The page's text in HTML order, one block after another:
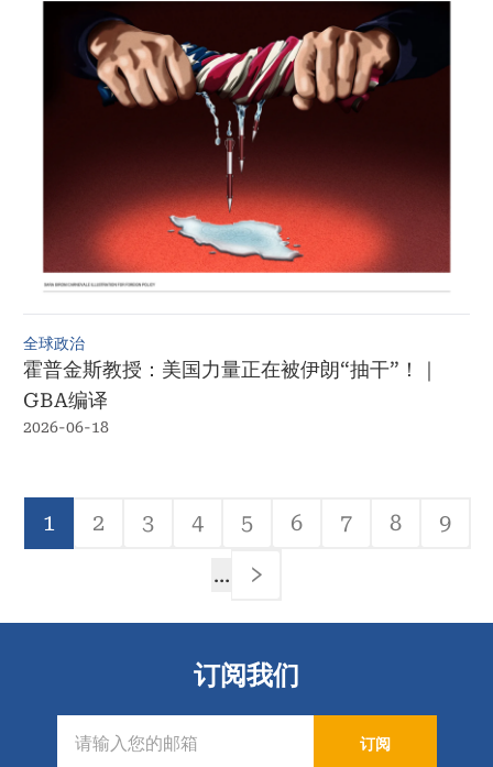
全球政治
霍普金斯教授：美国力量正在被伊朗“抽干”！｜
GBA编译
2026-06-18
分
页当
前
1 Page
2 Page
3 Page
4 Page
5 Page
6 Page
7 Page
8 9
…
下
页
订阅我们
订阅